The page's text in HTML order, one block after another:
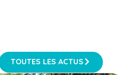
TOUTES LES ACTUS